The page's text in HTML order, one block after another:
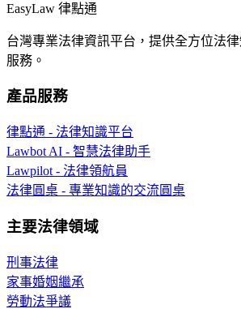
EasyLaw 律點通
台灣專業法律資訊平台，提供全方位法
服務。
產品服務
律點通 - 法律知識平台
Lawbot AI - 智慧法律助手
Lawpilot - 法律領航員
法律圓桌 - 專業知識的交流圓桌
主要法律領域
刑事法律
家事婚姻繼承
勞動法爭議